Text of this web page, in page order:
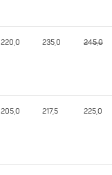
220,0 235,0 245,0
205,0 217,5 225,0